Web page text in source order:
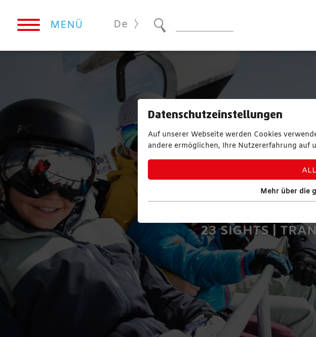
SKI
1 PASS | 12 SKIING
23 SIGHTS |
Datenschutzeinstellungen
Auf unserer Webseite werden Cookies
andere ermöglichen, Ihre Nutzererfahrung auf
Mehr über die
MENÜ De